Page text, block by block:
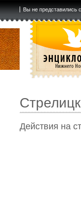
Вы не представились
Действия на